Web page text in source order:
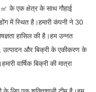
के एक क्षेत्र के साथ गौहाई
में स्थित है।हमारी कंपनी ने 30
हासिल की है।हम उन्नत
और बिक्री के एकीकरण के
वार्षिक बिक्री की मात्रा